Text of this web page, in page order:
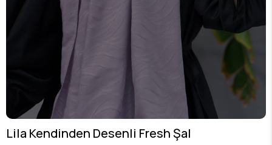
Lila Kendinden Desenli Fresh Şal